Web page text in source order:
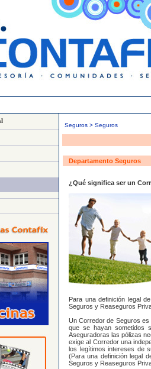
Seguros > Seguros
Departamento Seguros
¿Qué significa ser un
Para una definición legal
Seguros y Reaseguros
Un Corredor de Seguros es
que se hayan sometidos
Aseguradoras las pólizas
exige al Corredor una
los legítimos intereses de
(Para una definición legal
Seguros y Reaseguros